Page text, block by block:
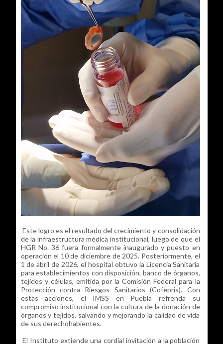
Este logro es el resultado del crecimiento y consolidación
de la infraestructura médica institucional, luego de que el
HGR No. 36 fuera formalmente inaugurado y puesto en
operación el 10 de diciembre de 2025. Posteriormente, el
1 de abril de 2026, el hospital obtuvo la Licencia Sanitaria
para establecimientos con disposición, banco de órganos,
tejidos y células, emitida por la Comisión Federal para la
Protección contra Riesgos Sanitarios (Cofepris). Con
estas acciones, el IMSS en Puebla refrenda su
compromiso institucional con la cultura de la donación de
órganos y tejidos, salvando y mejorando la calidad de vida
de sus derechohabientes.
El Instituto extiende una cordial invitación a la población